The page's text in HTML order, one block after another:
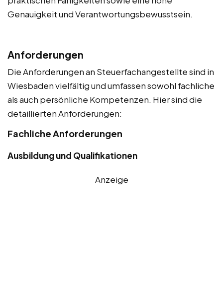
Genauigkeit und Verantwortungsbewusstsein.
Anforderungen
Die Anforderungen an Steuerfachangestellte sind in
Wiesbaden vielfältig und umfassen sowohl fachliche
als auch persönliche Kompetenzen. Hier sind die
detaillierten Anforderungen:
Fachliche Anforderungen
Ausbildung und Qualifikationen
Anzeige